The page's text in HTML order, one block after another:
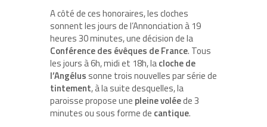
A côté de ces honoraires, les cloches
sonnent les jours de l’Annonciation à 19
heures 30 minutes, une décision de la
Conférence des évêques de France. Tous
les jours à 6h, midi et 18h, lacloche de
l’Angélus sonne trois nouvelles par série de
tintement, à la suite desquelles, la
paroisse propose une pleine voléede 3
minutes ou sous forme de cantique.